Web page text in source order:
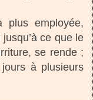
plus employée,
ce que le
se rende ;
à plusieurs